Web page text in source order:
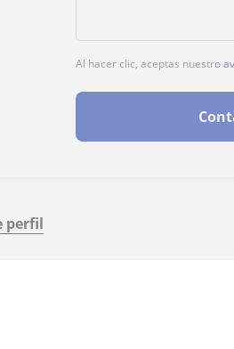
Al hacer clic, aceptas nuestro
perfil